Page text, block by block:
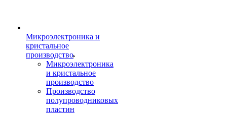
Микроэлектроника и
кристальное
производство
Микроэлектроника
и кристальное
производство
Производство
полупроводниковых
пластин